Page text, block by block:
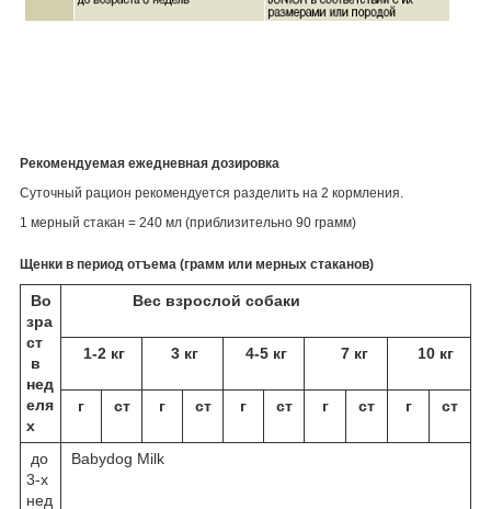
Рекомендуемая ежедневная дозировка
Суточный рацион рекомендуется разделить на 2 кормления.
1 мерный стакан = 240 мл (приблизительно 90 грамм)
Щенки в период отъема (грамм или мерных стаканов)
Во
зра
ст
в
нед
еля
х
Вес взрослой собаки
1-2 кг 3 кг 4-5 кг 7 кг 10 кг
г ст г ст г ст г ст г ст
до
3-х
нед
Babydog Milk